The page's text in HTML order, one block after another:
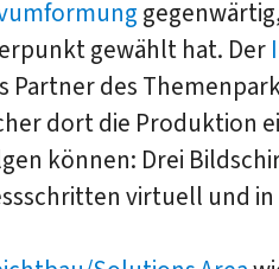
gewählt hat. Der
Partner des
dort die Produktion
können: Drei
virtuell und